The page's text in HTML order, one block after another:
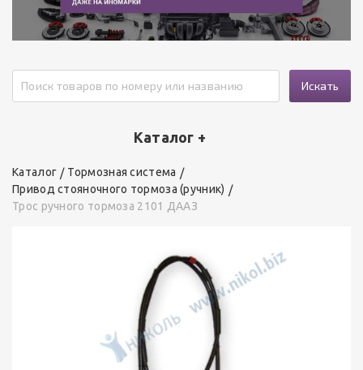
Искать
Каталог +
Каталог
Тормозная система
Привод стояночного тормоза (ручник)
Трос ручного тормоза 2101 ДААЗ